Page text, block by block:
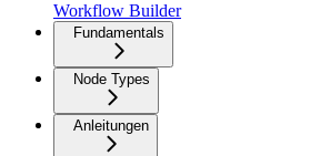
Workflow Builder
Fundamentals
Node Types
Anleitungen